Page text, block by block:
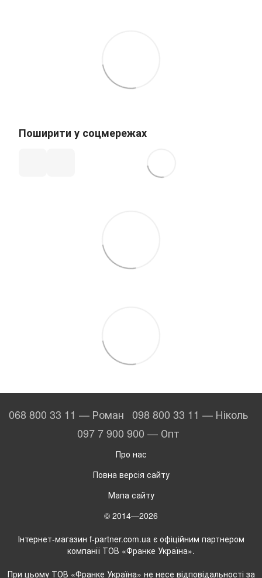
Поширити у соцмережах
068 800 33 11 — Роман 098 800 33 11 — Ніколь
097 7 900 900 — Опт
Про нас
Повна версія сайту
Мапа сайту
© 2014—2026
Інтернет-магазин f-partner.com.ua є офіційним партнером
компанії ТОВ «Франке Україна».
При цьому ТОВ «Франке Україна» не несе відповідальності за